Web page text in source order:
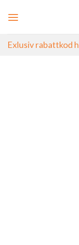
Exlusiv rabattkod